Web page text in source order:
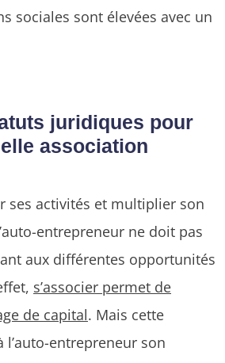
sociales sont élevées avec un
juridiques pour
association
ses activités et multiplier son
entrepreneur ne doit pas
aux différentes opportunités
s’associer permet de
de capital. Mais cette
l’auto-entrepreneur son